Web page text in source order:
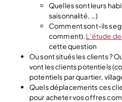
Quelles sont leurs
saisonnalité, …)
Comment sont-ils
comment). L’étude
cette question
Ou sont situés les clients ?
vont les clients potentiels
potentiels par quartier,
Quels déplacements ces
pour acheter vos offres